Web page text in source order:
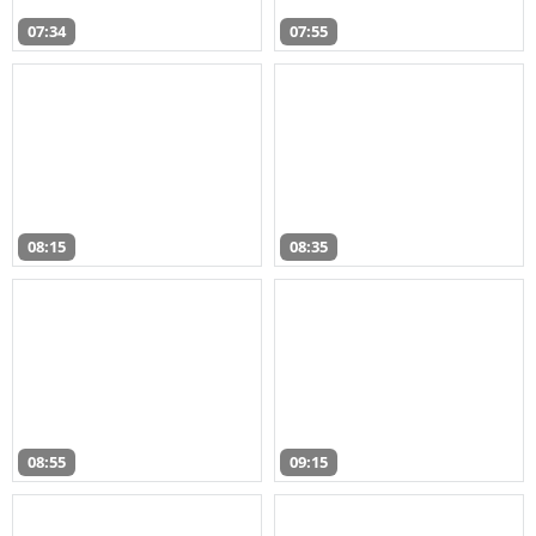
07:34 07:55
08:15 08:35
08:55 09:15